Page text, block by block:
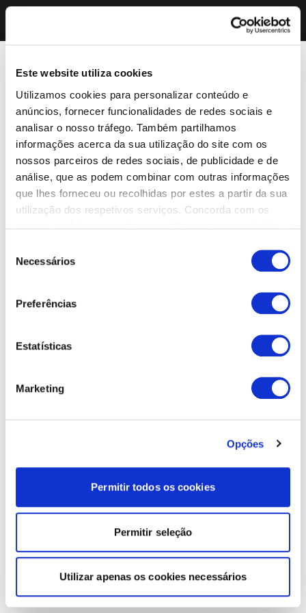
Este website utiliza cookies
Utilizamos cookies para personalizar conteúdo e
anúncios, fornecer funcionalidades de redes sociais e
analisar o nosso tráfego. Também partilhamos
informações acerca da sua utilização do site com os
nossos parceiros de redes sociais, de publicidade e de
análise, que as podem combinar com outras informações
que lhes forneceu ou recolhidas por estes a partir da sua
utilização dos respetivos serviços. Concorda com os
Necessários
Preferências
Estatísticas
Marketing
Opções
Permitir todos os cookies
Permitir seleção
Utilizar apenas os cookies necessários